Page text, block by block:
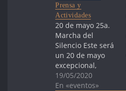
Prensa y
Actividades
20 de mayo 25a.
Marcha del
Silencio Este será
un 20 de mayo
excepcional,
marcado por la
pandemia y la
19/05/2020
En «eventos»